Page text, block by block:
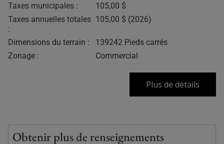
Taxes municipales :
105,00 $
Taxes annuelles totales
:
105,00 $ (2026)
Dimensions du terrain :
139242 Pieds carrés
Zonage :
Commercial
Plus de détails
Obtenir plus de renseignements